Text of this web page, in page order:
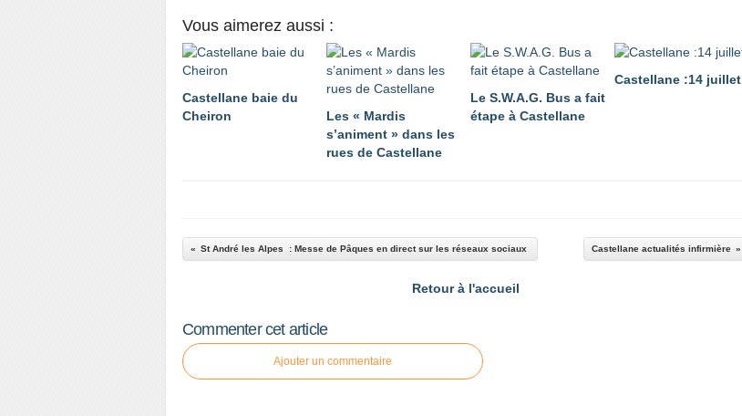
Vous aimerez aussi :
Castellane baie du
Cheiron
Les « Mardis
s’animent » dans les
rues de Castellane
Le S.W.A.G. Bus a fait
étape à Castellane
Castellane :14 juillet
St André les Alpes : Messe de Pâques en direct sur les réseaux sociaux Castellane actualités infirmière
Retour à l'accueil
Commenter cet article
Ajouter un commentaire